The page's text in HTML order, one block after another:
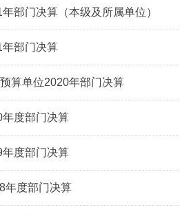
部门决算（本级及所属单位）
部门决算
算单位2020年部门决算
度部门决算
度部门决算
年度部门决算